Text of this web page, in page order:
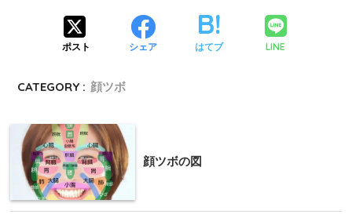
ポスト シェア はてブ LINE
CATEGORY : 顔ツボ
顔ツボの図